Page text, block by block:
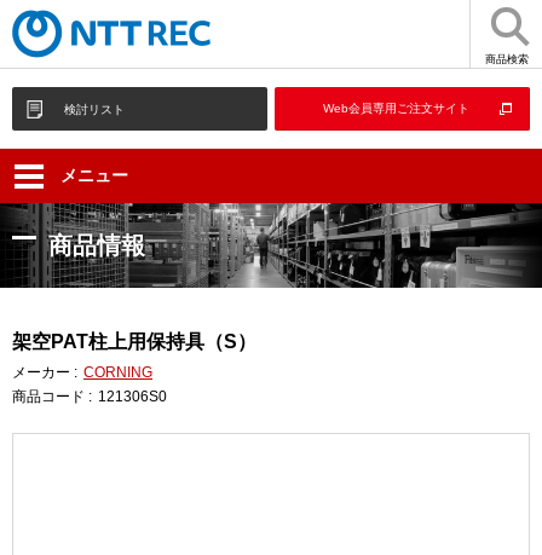
商品検索
検討リスト Web会員専用ご注文サイト
メニュー
商品情報
架空PAT柱上用保持具（S）
メーカー : CORNING
商品コード : 121306S0